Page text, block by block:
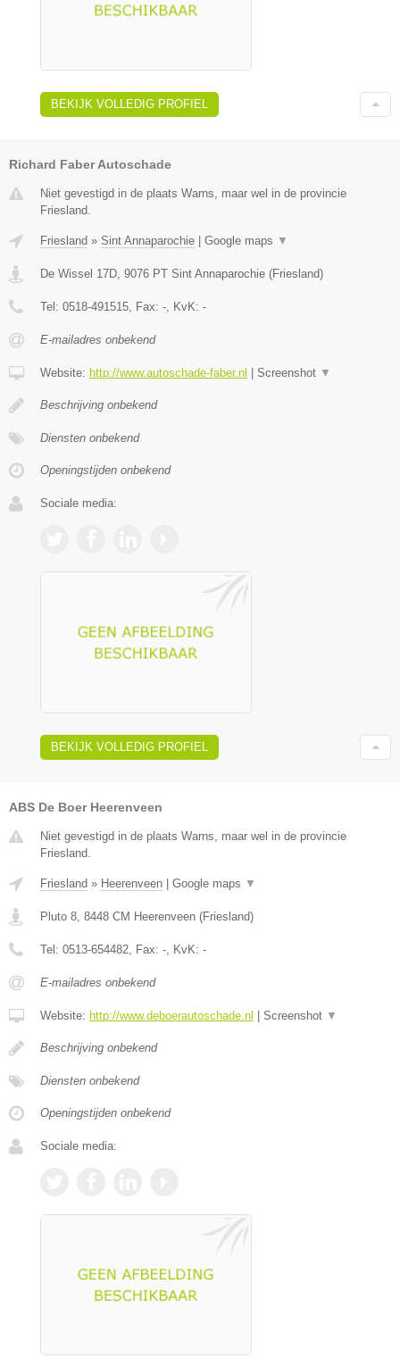
BEKIJK VOLLEDIG PROFIEL
Richard Faber Autoschade
Niet gevestigd in de plaats Warns, maar wel in de provincie
Friesland.
Friesland » Sint Annaparochie Google maps ▼
De Wissel 17D, 9076 PT Sint Annaparochie (Friesland)
Tel: 0518-491515, Fax: -, KvK: -
E-mailadres onbekend
Website: http://www.autoschade-faber.nl Screenshot ▼
Beschrijving onbekend
Diensten onbekend
Openingstijden onbekend
Sociale media:
BEKIJK VOLLEDIG PROFIEL
ABS De Boer Heerenveen
Niet gevestigd in de plaats Warns, maar wel in de provincie
Friesland.
Friesland » Heerenveen | Google maps ▼
Pluto 8 8448 CM Heerenveen (Friesland)
Tel: 0513-654482 , Fax: - , KvK: -
E-mailadres onbekend
Website: http://www.deboerautoschade.nl | Screenshot ▼
Beschrijving onbekend
Diensten onbekend
Openingstijden onbekend
Sociale media: